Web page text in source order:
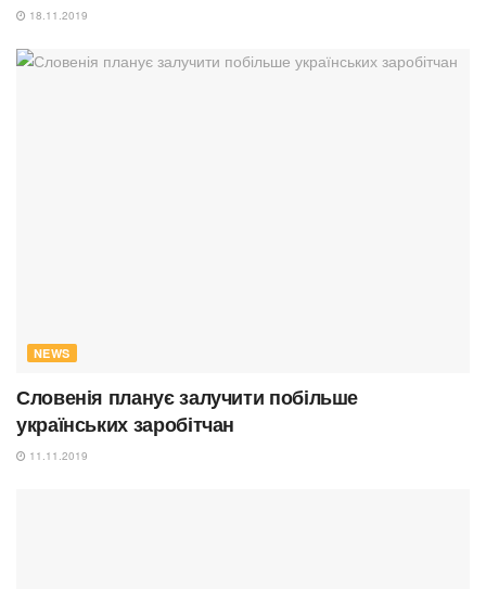
18.11.2019
NEWS
Словенія планує залучити побільше
українських заробітчан
11.11.2019